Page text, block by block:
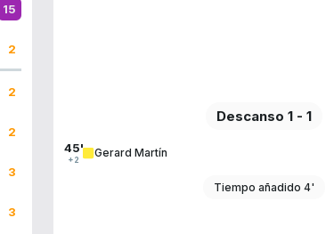
15
2
2
2
3
3
Descanso 1 - 1
45'
+2
Gerard Martín
Tiempo añadido 4'